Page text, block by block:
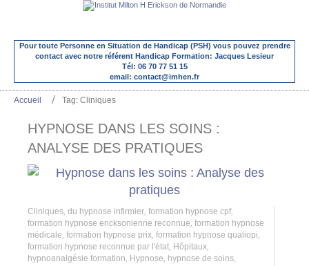
Pour toute Personne en Situation de Handicap (PSH) vous pouvez prendre
contact avec notre référent Handicap Formation: Jacques Lesieur
Tél: 06 70 77 51 15
email: contact@imhen.fr
Accueil Tag: Cliniques
HYPNOSE DANS LES SOINS :
ANALYSE DES PRATIQUES
Cliniques du hypnose infirmier formation hypnose cpf,
formation hypnose ericksonienne reconnue formation hypnose
médicale formation hypnose prix formation hypnose qualiopi
formation hypnose reconnue par l'état Hôpitaux
hypnoanalgésie formation Hypnose hypnose de soins